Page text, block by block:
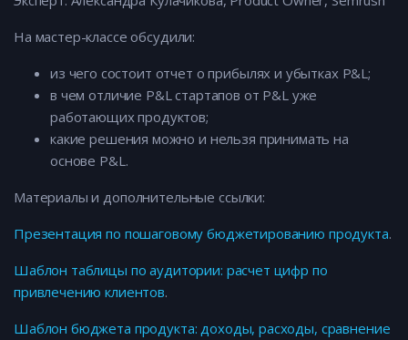
На мастер-классе обсудили:
из чего состоит отчет о прибылях и убытках P&L;
в чем отличие P&L стартапов от P&L уже
работающих продуктов;
какие решения можно и нельзя принимать на
основе P&L.
Материалы и дополнительные ссылки:
Презентация по пошаговому бюджетированию продукта.
Шаблон таблицы по аудитории: расчет цифр по
привлечению клиентов.
Шаблон бюджета продукта: доходы, расходы, сравнение